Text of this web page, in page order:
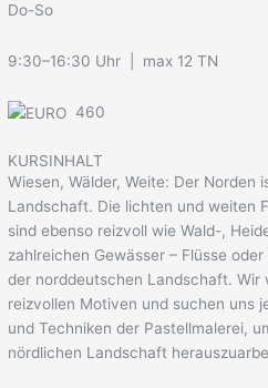
Do-So
9:30–16:30 Uhr | max 12 TN
460
KURSINHALT
Wiesen, Wälder, Weite: Der
Landschaft. Die lichten und weiten
sind ebenso reizvoll wie Wald-,
zahlreichen Gewässer – Flüsse
der norddeutschen Landschaft. Wir
reizvollen Motiven und suchen uns
und Techniken der Pastellmalerei,
nördlichen Landschaft